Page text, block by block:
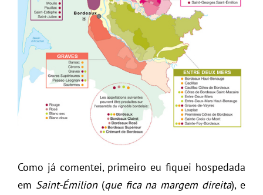
Como já comentei, primeiro eu fiquei hospedada
em Saint-Émilion(que fica na margem direita), e